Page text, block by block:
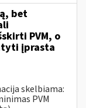
bet
PVM, o
įprasta
skelbiama:
PVM